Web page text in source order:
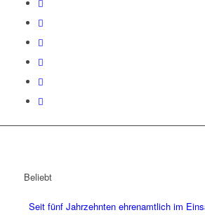
Beliebt
Seit fünf Jahrzehnten ehrenamtlich im